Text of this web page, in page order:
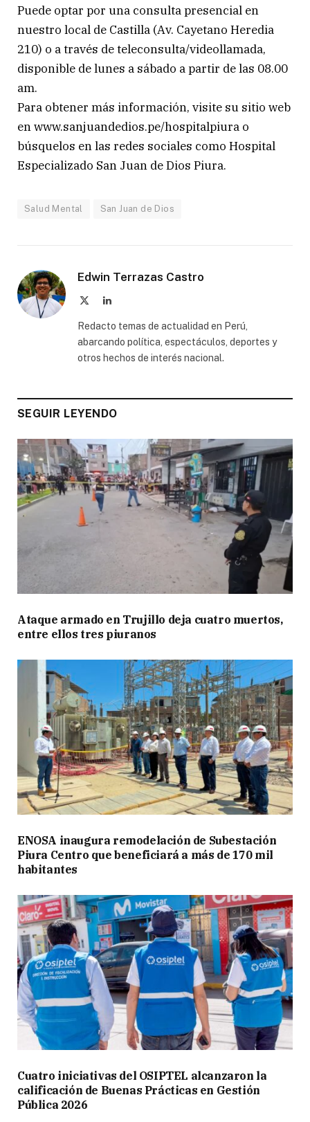
Puede optar por una consulta presencial en
nuestro local de Castilla (Av. Cayetano Heredia
210) o a través de teleconsulta/videollamada,
disponible de lunes a sábado a partir de las 08.00
am.
Para obtener más información, visite su sitio web
en www.sanjuandedios.pe/hospitalpiura o
búsquelos en las redes sociales como Hospital
Especializado San Juan de Dios Piura.
Salud Mental San Juan de Dios
Edwin Terrazas Castro
LinkedIn
Redacto temas de actualidad en Perú,
abarcando política, espectáculos, deportes y
otros hechos de interés nacional.
SEGUIR LEYENDO
Ataque armado en Trujillo deja cuatro muertos,
entre ellos tres piuranos
ENOSA inaugura remodelación de Subestación
Piura Centro que beneficiará a más de 170 mil
habitantes
Cuatro iniciativas del OSIPTEL alcanzaron la
calificación de Buenas Prácticas en Gestión
Pública 2026